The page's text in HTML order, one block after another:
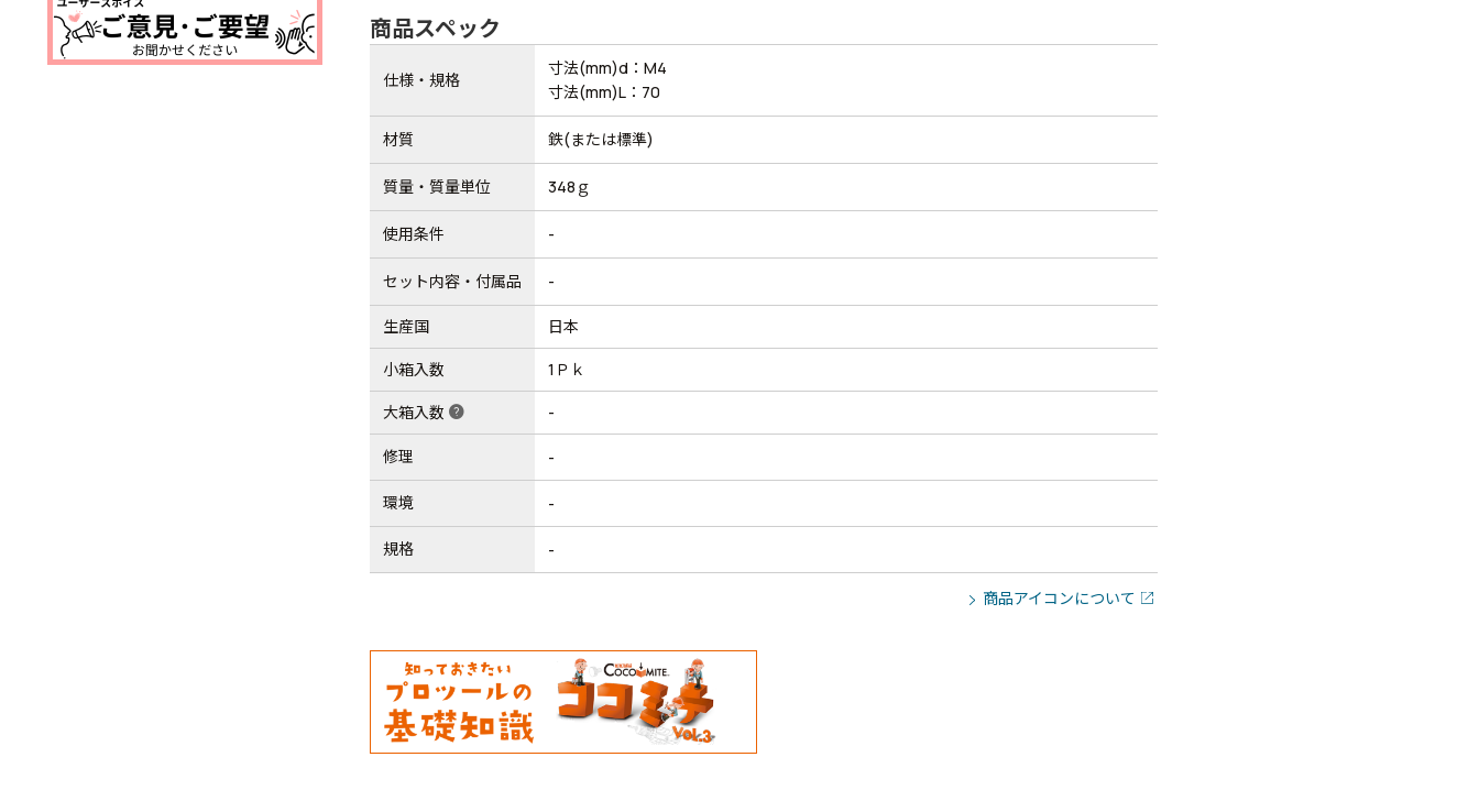
商品スペック
仕様・規格
寸法(mm)d：M4
寸法(mm)L：70
材質 鉄(または標準)
質量・質量単位 348ｇ
使用条件 -
セット内容・付属品 -
生産国 日本
小箱入数 1Ｐｋ
大箱入数 help -
修理 -
環境 -
規格 -
商品アイコンについて